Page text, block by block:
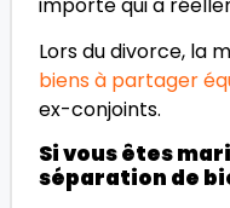
Lors du divorce, la
biens à partager
ex-conjoints.
Si vous êtes
séparation de